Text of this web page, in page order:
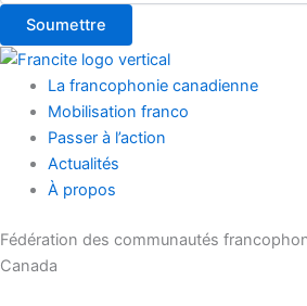
La francophonie canadienne
Mobilisation franco
Passer à l’action
Actualités
À propos
Fédération des communautés
Canada